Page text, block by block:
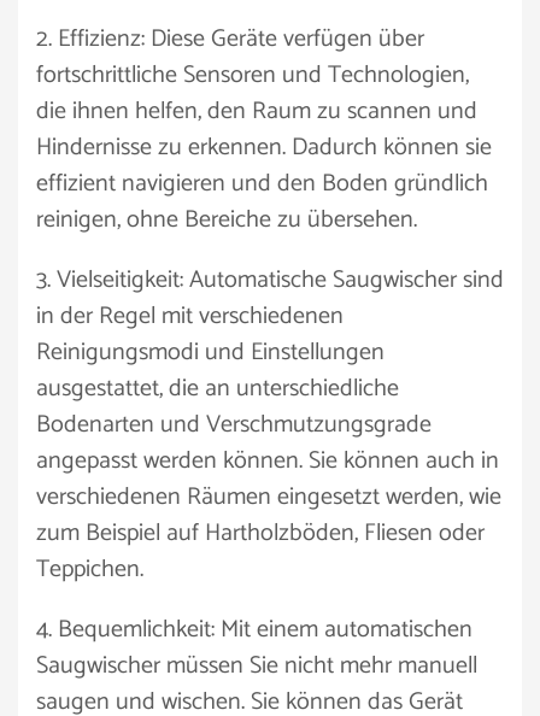
2. Effizienz: Diese Geräte verfügen über
fortschrittliche Sensoren und Technologien,
die ihnen helfen, den Raum zu scannen und
Hindernisse zu erkennen. Dadurch können sie
effizient navigieren und den Boden gründlich
reinigen, ohne Bereiche zu übersehen.
3. Vielseitigkeit: Automatische Saugwischer sind
in der Regel mit verschiedenen
Reinigungsmodi und Einstellungen
ausgestattet, die an unterschiedliche
Bodenarten und Verschmutzungsgrade
angepasst werden können. Sie können auch in
verschiedenen Räumen eingesetzt werden, wie
zum Beispiel auf Hartholzböden, Fliesen oder
Teppichen.
4. Bequemlichkeit: Mit einem automatischen
Saugwischer müssen Sie nicht mehr manuell
saugen und wischen. Sie können das Gerät